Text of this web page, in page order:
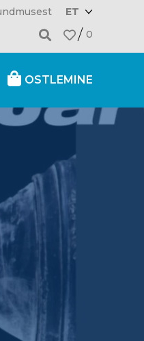
ET
0
OSTLEMINE